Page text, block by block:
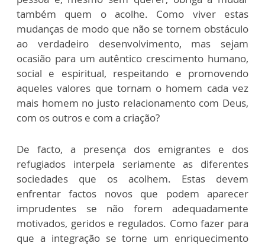
também quem o acolhe. Como viver estas
mudanças de modo que não se tornem obstáculo
ao verdadeiro desenvolvimento, mas sejam
ocasião para um autêntico crescimento humano,
social e espiritual, respeitando e promovendo
aqueles valores que tornam o homem cada vez
mais homem no justo relacionamento com Deus,
com os outros e com a criação?
De facto, a presença dos emigrantes e dos
refugiados interpela seriamente as diferentes
sociedades que os acolhem. Estas devem
enfrentar factos novos que podem aparecer
imprudentes se não forem adequadamente
motivados, geridos e regulados. Como fazer para
que a integração se torne um enriquecimento